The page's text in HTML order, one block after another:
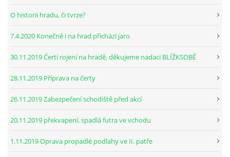
O historii hradu, či tvrze?
7.4.2020 Konečně i na hrad přichází jaro
30.11.2019 Čertí rojení na hradě, děkujeme nadaci BLÍŽKSOBĚ
28.11.2019 Příprava na čerty
26.11.2019 Zabezpečení schodiště před akcí
20.11.2019 překvapení, spadlá futra ve vchodu
1.11.2019 Oprava propadlé podlahy ve II. patře